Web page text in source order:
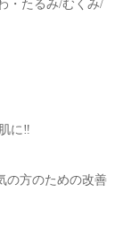
・たるみ/むくみ/
に‼︎
の方のための改善